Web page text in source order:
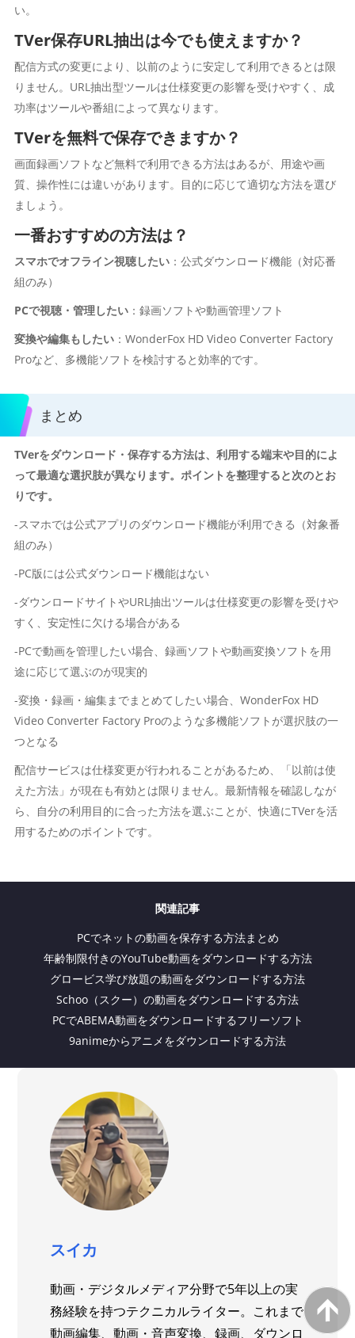
い。
TVer保存URL抽出は今でも使えますか？
配信方式の変更により、以前のように安定して利用できるとは限
りません。URL抽出型ツールは仕様変更の影響を受けやすく、成
功率はツールや番組によって異なります。
TVerを無料で保存できますか？
画面録画ソフトなど無料で利用できる方法はあるが、用途や画
質、操作性には違いがあります。目的に応じて適切な方法を選び
ましょう。
一番おすすめの方法は？
スマホでオフライン視聴したい：公式ダウンロード機能（対応番
組のみ）
PCで視聴・管理したい：録画ソフトや動画管理ソフト
変換や編集もしたい：WonderFox HD Video Converter Factory
Proなど、多機能ソフトを検討すると効率的です。
まとめ
TVerをダウンロード・保存する方法は、利用する端末や目的によ
って最適な選択肢が異なります。ポイントを整理すると次のとお
りです。
-スマホでは公式アプリのダウンロード機能が利用できる（対象番
組のみ）
-PC版には公式ダウンロード機能はない
-ダウンロードサイトやURL抽出ツールは仕様変更の影響を受けや
すく、安定性に欠ける場合がある
-PCで動画を管理したい場合、録画ソフトや動画変換ソフトを用
途に応じて選ぶのが現実的
-変換・録画・編集までまとめてしたい場合、WonderFox HD
Video Converter Factory Proのような多機能ソフトが選択肢の一
つとなる
配信サービスは仕様変更が行われることがあるため、「以前は使
えた方法」が現在も有効とは限りません。最新情報を確認しなが
ら、自分の利用目的に合った方法を選ぶことが、快適にTVerを活
用するためのポイントです。
関連記事
PCでネットの動画を保存する方法まとめ
年齢制限付きのYouTube動画をダウンロードする方法
グロービス学び放題の動画をダウンロードする方法
Schoo（スクー）の動画をダウンロードする方法
PCでABEMA動画をダウンロードするフリーソフト
9animeからアニメをダウンロードする方法
スイカ
動画・デジタルメディア分野で5年以上の実
務経験を持つテクニカルライター。これまで
動画編集、動画・音声変換、録画、ダウンロ